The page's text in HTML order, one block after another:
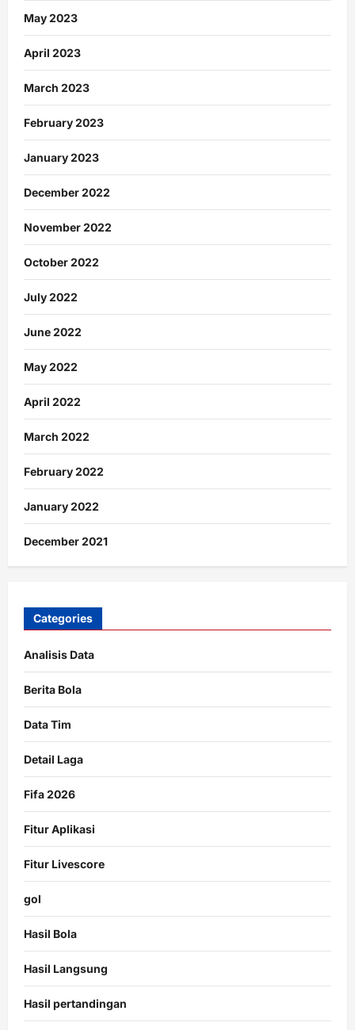
May 2023
April 2023
March 2023
February 2023
January 2023
December 2022
November 2022
October 2022
July 2022
June 2022
May 2022
April 2022
March 2022
February 2022
January 2022
December 2021
Categories
Analisis Data
Berita Bola
Data Tim
Detail Laga
Fifa 2026
Fitur Aplikasi
Fitur Livescore
gol
Hasil Bola
Hasil Langsung
Hasil pertandingan